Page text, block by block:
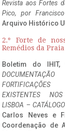
Revista aos Fortes
Pico, por
Arquivo Histórico
2.º Forte de
Remédios da
Boletim do
EXISTENTES
LISBOA – CATÁLOGO
Carlos Neves e
Coordenação de